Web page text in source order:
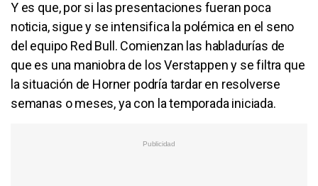
Y es que, por si las presentaciones fueran poca
noticia, sigue y se intensifica la polémica en el seno
del equipo Red Bull. Comienzan las habladurías de
que es una maniobra de los Verstappen y se filtra que
la situación de Horner podría tardar en resolverse
semanas o meses, ya con la temporada iniciada.